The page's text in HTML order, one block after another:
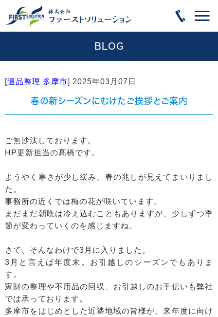
BLOG
[遺品整理 多摩市] 2025年03月07日
春の新シーズンにむけたご挨拶とご案内
ご無沙汰しております。
HP更新担当の髙橋です。
ようやく寒さが少し緩み、春の兆しが見えてまいりまし
た。
事務所の近くでは梅の花が咲いています。
まだまだ朝晩は冷え込むこともありますが、少しずつ季
節が変わっていくのを感じますね。
さて、そんなわけで3月に入りました。
3月と言えば年度末。お引越しのシーズンでもありま
す。
家財の整理や不用品の回収、お引越しのお手伝いも弊社
では承っております。
多摩市をはじめとした近隣地域の皆様が、来年度に向け